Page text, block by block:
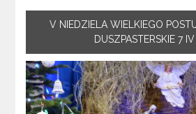
V NIEDZIELA WIELKIEGO
DUSZPASTERSKIE 7